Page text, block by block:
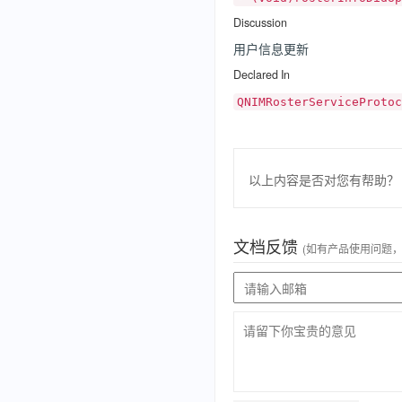
Discussion
用户信息更新
Declared In
以上内容是否对您有帮助？
文档反馈 (如有产品使用问题